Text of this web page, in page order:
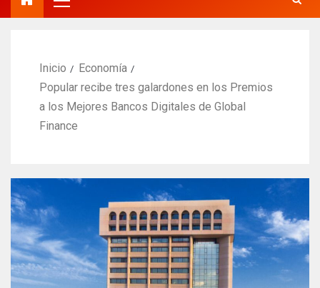
Inicio
Economía
Popular recibe tres galardones en los Premios
a los Mejores Bancos Digitales de Global
Finance